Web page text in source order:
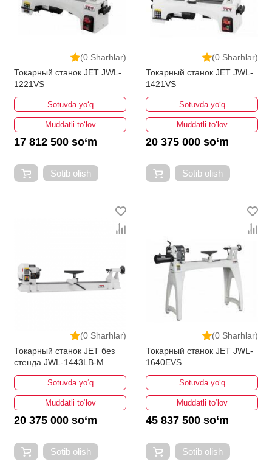
(0 Sharhlar)
Токарный станок JET JWL-
1221VS
Sotuvda yo‘q
Muddatli to‘lov
17 812 500 so‘m
Sotib olish
(0 Sharhlar)
Токарный станок JET JWL-
1421VS
Sotuvda yo‘q
Muddatli to‘lov
20 375 000 so‘m
Sotib olish
(0 Sharhlar)
Токарный станок JET без
стенда JWL-1443LB-M
Sotuvda yo‘q
Muddatli to‘lov
20 375 000 so‘m
Sotib olish
(0 Sharhlar)
Токарный станок JET JWL-
1640EVS
Sotuvda yo‘q
Muddatli to‘lov
45 837 500 so‘m
Sotib olish